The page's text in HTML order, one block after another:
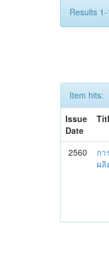
Results
Item hits:
Issue
Date
2560
ก
ผลิ